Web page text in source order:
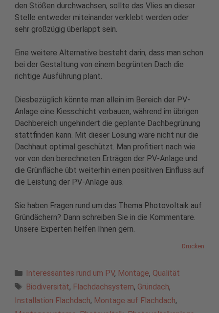
den Stößen durchwachsen, sollte das Vlies an dieser
Stelle entweder miteinander verklebt werden oder
sehr großzügig überlappt sein.
Eine weitere Alternative besteht darin, dass man schon
bei der Gestaltung von einem begrünten Dach die
richtige Ausführung plant.
Diesbezüglich könnte man allein im Bereich der PV-
Anlage eine Kiesschicht verbauen, während im übrigen
Dachbereich ungehindert die geplante Dachbegrünung
stattfinden kann. Mit dieser Lösung wäre nicht nur die
Dachhaut optimal geschützt. Man profitiert nach wie
vor von den berechneten Erträgen der PV-Anlage und
die Grünfläche übt weiterhin einen positiven Einfluss auf
die Leistung der PV-Anlage aus.
Sie haben Fragen rund um das Thema Photovoltaik auf
Gründächern? Dann schreiben Sie in die Kommentare.
Unsere Experten helfen Ihnen gern.
Drucken
Kategorien
Interessantes rund um PV, Montage, Qualität
Schlagwörter
Biodiversität, Flachdachsystem, Gründach,
Installation Flachdach, Montage auf Flachdach,